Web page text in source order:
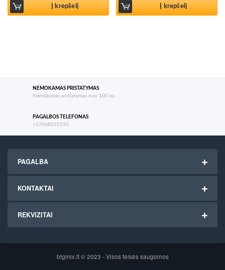
Į krepšelį Į krepšelį
NEMOKAMAS PRISTATYMAS
Nemokamas pristatymas nuo 100 eu.
PAGALBOS TELEFONAS
+37068355550
PAGALBA
KONTAKTAI
REKVIZITAI
bigmix.lt © 2023 - Visos teisės saugomos